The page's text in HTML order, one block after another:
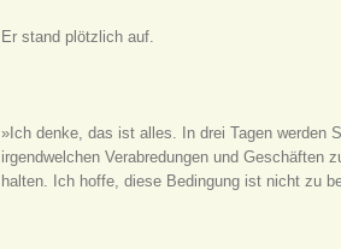
Er stand plötzlich auf.
»Ich denke, das ist alles. In drei Tagen werden
irgendwelchen Verabredungen und Geschäften
halten. Ich hoffe, diese Bedingung ist nicht zu